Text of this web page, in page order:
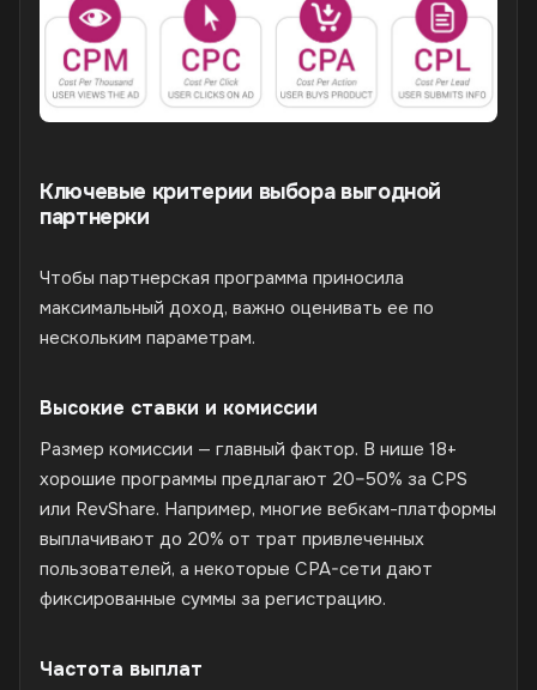
Ключевые критерии выбора выгодной
партнерки
Чтобы партнерская программа приносила
максимальный доход, важно оценивать ее по
нескольким параметрам.
Высокие ставки и комиссии
Размер комиссии — главный фактор. В нише 18+
хорошие программы предлагают 20–50% за CPS
или RevShare. Например, многие вебкам-платформы
выплачивают до 20% от трат привлеченных
пользователей, а некоторые CPA-сети дают
фиксированные суммы за регистрацию.
Частота выплат